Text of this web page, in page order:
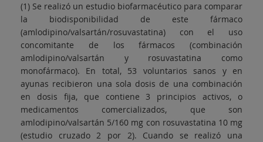
(1) Se realizó un estudio biofarmacéutico para comparar
la biodisponibilidad de este fármaco
(amlodipino/valsartán/rosuvastatina) con el uso
concomitante de los fármacos (combinación
amlodipino/valsartán y rosuvastatina como
monofármaco). En total, 53 voluntarios sanos y en
ayunas recibieron una sola dosis de una combinación
en dosis fija, que contiene 3 principios activos, o
medicamentos comercializados, que son
amlodipino/valsartán 5/160 mg con rosuvastatina 10 mg
(estudio cruzado 2 por 2). Cuando se realizó una